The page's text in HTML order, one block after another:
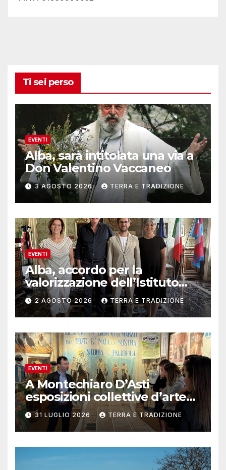
Ti sei perso
EVENTI
Alba, sarà intitolata una via a
Don Valentino Vaccaneo
3 AGOSTO 2026 TERRA E TRADIZIONE
EVENTI
Alba, accordo per la
valorizzazione dell’Istituto
musicale Rocca
2 AGOSTO 2026 TERRA E TRADIZIONE
EVENTI
A Montechiaro D’Asti
esposizioni collettive d’arte
contemporanea
31 LUGLIO 2026 TERRA E TRADIZIONE